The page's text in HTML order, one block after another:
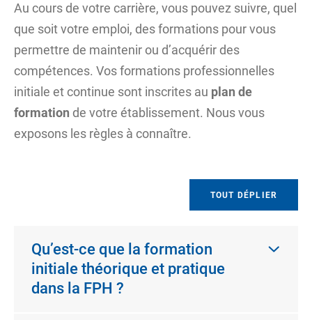
Au cours de votre carrière, vous pouvez suivre, quel
que soit votre emploi, des formations pour vous
permettre de maintenir ou d’acquérir des
compétences. Vos formations professionnelles
initiale et continue sont inscrites au plan de
formation de votre établissement. Nous vous
exposons les règles à connaître.
TOUT DÉPLIER
Qu’est-ce que la formation
initiale théorique et pratique
dans la FPH ?